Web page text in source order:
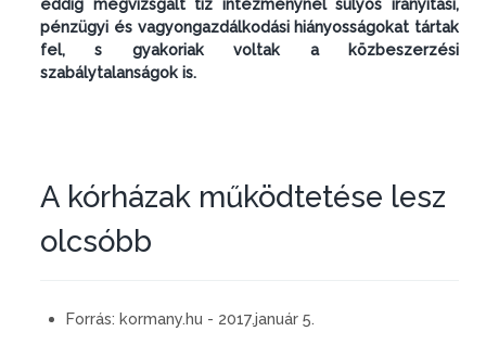
eddig megvizsgált tíz intézménynél súlyos irányítási,
pénzügyi és vagyongazdálkodási hiányosságokat tártak
fel, s gyakoriak voltak a közbeszerzési
szabálytalanságok is.
A kórházak működtetése lesz
olcsóbb
Forrás: kormany.hu - 2017.január 5.